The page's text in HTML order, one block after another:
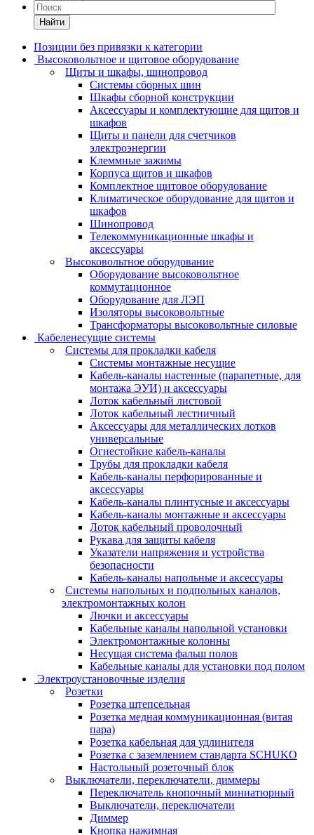
Найти
Позиции без привязки к категории
Высоковольтное и щитовое оборудование
Щиты и шкафы, шинопровод
Системы сборных шин
Шкафы сборной конструкции
Аксессуары и комплектующие для щитов и
шкафов
Щиты и панели для счетчиков
электроэнергии
Клеммные зажимы
Корпуса щитов и шкафов
Комплектное щитовое оборудование
Климатическое оборудование для щитов и
шкафов
Шинопровод
Телекоммуникационные шкафы и
аксессуары
Высоковольтное оборудование
Оборудование высоковольтное
коммутационное
Оборудование для ЛЭП
Изоляторы высоковольтные
Трансформаторы высоковольтные силовые
Кабеленесущие системы
Системы для прокладки кабеля
Системы монтажные несущие
Кабель-каналы настенные (парапетные, для
монтажа ЭУИ) и аксессуары
Лоток кабельный листовой
Лоток кабельный лестничный
Аксессуары для металлических лотков
универсальные
Огнестойкие кабель-каналы
Трубы для прокладки кабеля
Кабель-каналы перфорированные и
аксессуары
Кабель-каналы плинтусные и аксессуары
Кабель-каналы монтажные и аксессуары
Лоток кабельный проволочный
Рукава для защиты кабеля
Указатели напряжения и устройства
безопасности
Кабель-каналы напольные и аксессуары
Системы напольных и подпольных каналов,
электромонтажных колон
Лючки и аксессуары
Кабельные каналы напольной установки
Электромонтажные колонны
Несущая система фальш полов
Кабельные каналы для установки под полом
Электроустановочные изделия
Розетки
Розетка штепсельная
Розетка медная коммуникационная (витая
пара)
Розетка кабельная для удлинителя
Розетка с заземлением стандарта SCHUKO
Настольный розеточный блок
Выключатели, переключатели, диммеры
Переключатель кнопочный миниатюрный
Выключатели, переключатели
Диммер
Кнопка нажимная